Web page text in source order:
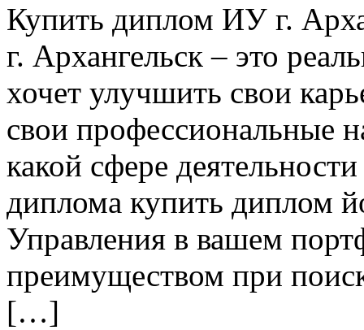
Купить диплом ИУ г.
г. Архангельск – это
хочет улучшить свои
свои профессиональные
какой сфере
диплома купить диплом
Управления в вашем
преимуществом при
[…]